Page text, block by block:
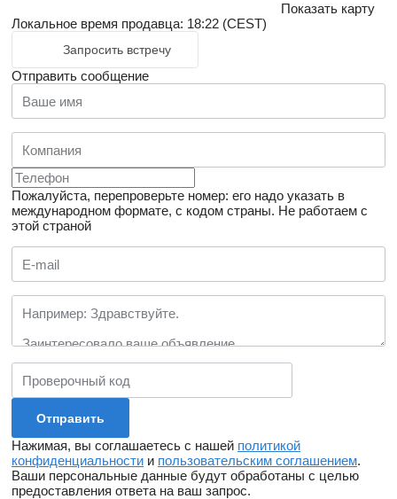
Показать карту
Локальное время продавца: 18:22 (CEST)
Запросить встречу
Отправить сообщение
Пожалуйста, перепроверьте номер: его надо указать в
международном формате, с кодом страны. Не работаем с
этой страной
Нажимая, вы соглашаетесь с нашей политикой
конфиденциальности и пользовательским соглашением.
Ваши персональные данные будут обработаны с целью
предоставления ответа на ваш запрос.